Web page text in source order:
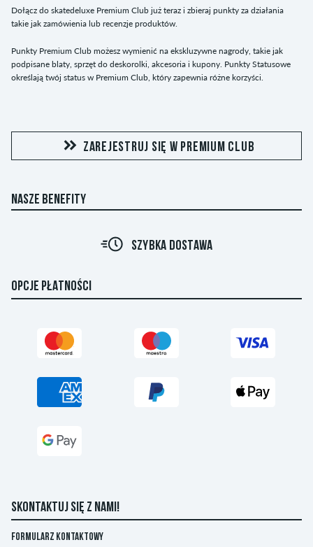
Dołącz do skatedeluxe Premium Club już teraz i zbieraj punkty za działania
takie jak zamówienia lub recenzje produktów.
Punkty Premium Club możesz wymienić na ekskluzywne nagrody, takie jak
podpisane blaty, sprzęt do deskorolki, akcesoria i kupony. Punkty Statusowe
określają twój status w Premium Club, który zapewnia różne korzyści.
ZAREJESTRUJ SIĘ W PREMIUM CLUB
NASZE BENEFITY
SZYBKA DOSTAWA
OPCJE PŁATNOŚCI
SKONTAKTUJ SIĘ Z NAMI!
Formularz kontaktowy